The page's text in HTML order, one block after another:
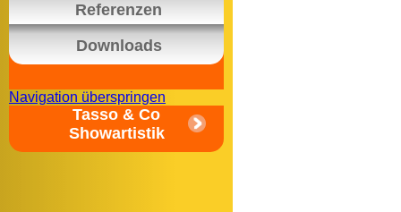
Referenzen
Downloads
Navigation überspringen
Tasso & Co
Showartistik